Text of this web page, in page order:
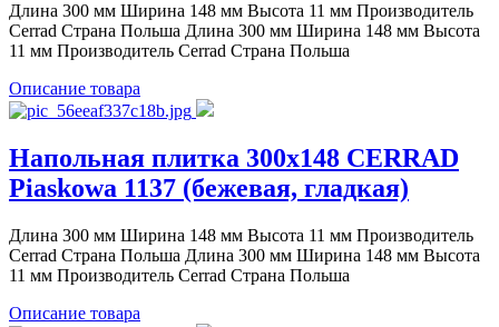
Длина 300 мм Ширина 148 мм Высота 11 мм Производитель
Cerrad Страна Польша Длина 300 мм Ширина 148 мм Высота
11 мм Производитель Cerrad Страна Польша
Описание товара
Напольная плитка 300x148 CERRAD
Piaskowa 1137 (бежевая, гладкая)
Длина 300 мм Ширина 148 мм Высота 11 мм Производитель
Cerrad Страна Польша Длина 300 мм Ширина 148 мм Высота
11 мм Производитель Cerrad Страна Польша
Описание товара